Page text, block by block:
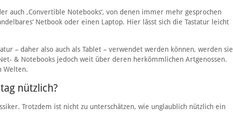
auch ‚Convertible Notebooks‘, von denen immer mehr gesprochen
Netbook oder einen Laptop. Hier lässt sich die Tastatur leicht
– daher also auch als Tablet – verwendet werden können, werden sie
& Notebooks jedoch weit über deren herkömmlichen Artgenossen.
Welten.
nützlich?
Trotzdem ist nicht zu unterschätzen, wie unglaublich nützlich ein